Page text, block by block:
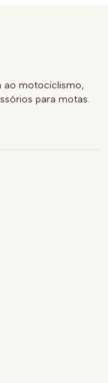
ao motociclismo,
para motas.